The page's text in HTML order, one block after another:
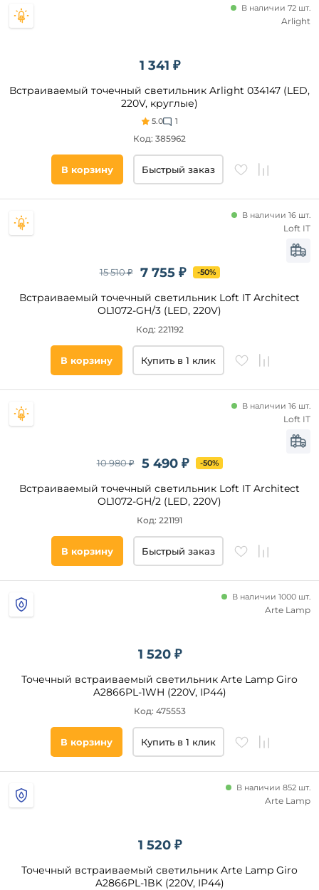
Площадь
Подходит
Все
1 341 ₽
Встраиваемый точечный светильник Arlight 034147 (LED,
220V, круглые)
5.0 1
В наличии 72 шт.
Код: 385962
Arlight
В корзину Быстрый заказ
7 755 ₽
15 510 ₽ -50%
Встраиваемый точечный светильник Loft IT Architect
OL1072-GH/3 (LED, 220V)
В наличии 16 шт.
Код: 221192
Loft IT
В корзину Купить в 1 клик
5 490 ₽
10 980 ₽ -50%
Встраиваемый точечный светильник Loft IT Architect
OL1072-GH/2 (LED, 220V)
В наличии 16 шт.
Код: 221191
Loft IT
В корзину Быстрый заказ
1 520 ₽
Точечный встраиваемый светильник Arte Lamp Giro
A2866PL-1WH (220V, IP44)
В наличии 1000 шт.
Код: 475553
Arte Lamp
В корзину Купить в 1 клик
1 520 ₽
Точечный встраиваемый светильник Arte Lamp Giro
A2866PL-1BK (220V, IP44)
В наличии 852 шт.
Arte Lamp